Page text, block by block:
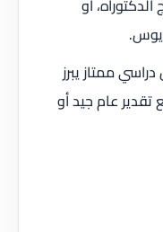
ممتاز يبرز
تقدير عام جيد أو